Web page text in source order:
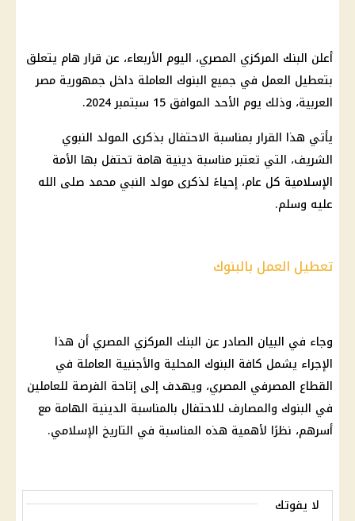
أعلن البنك المركزي المصري، اليوم الأربعاء، عن قرارهام يتعلق
بتعطيل العمل في جميع البنوك العاملة داخل جمهورية مصر
العربية، وذلك يوم الأحد الموافق 15
سبتمبر2024.
يأتي هذا القراربمناسبة الاحتفال بذكرى المولد النبوي
الشريف، التي تعتبر مناسبة دينية هامة تحتفل بها الأمة
الإسلامية كل عام، إحياءً لذكرى مولد النبي محمد صلى الله
عليه وسلم.
تعطيل العمل بالبنوك
وجاء في البيان الصادر عن البنك المركزي المصري أن هذا
الإجراء يشمل كافة البنوك المحلية والأجنبية العاملة في
القطاع المصرفي المصري، ويهدف إلى إتاحة الفرصة للعاملين
في البنوك والمصارف للاحتفال بالمناسبة الدينية الهامة مع
أسرهم، نظرًا لأهمية هذه المناسبة في التاريخ الإسلامي.
لا يفوتك